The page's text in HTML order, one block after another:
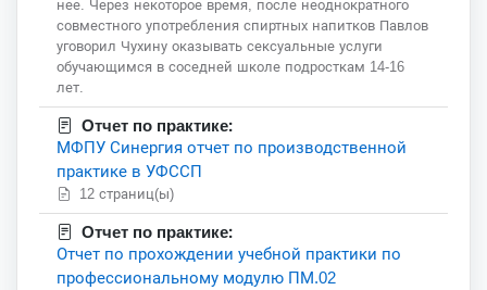
нее. Через некоторое время, после неоднократного
совместного употребления спиртных напитков Павлов
уговорил Чухину оказывать сексуальные услуги
обучающимся в соседней школе подросткам 14-16
лет.
Отчет по практике:
МФПУ Синергия отчет по производственной
практике в УФССП
12 страниц(ы)
Отчет по практике:
Отчет по прохождении учебной практики по
профессиональному модулю ПМ.02